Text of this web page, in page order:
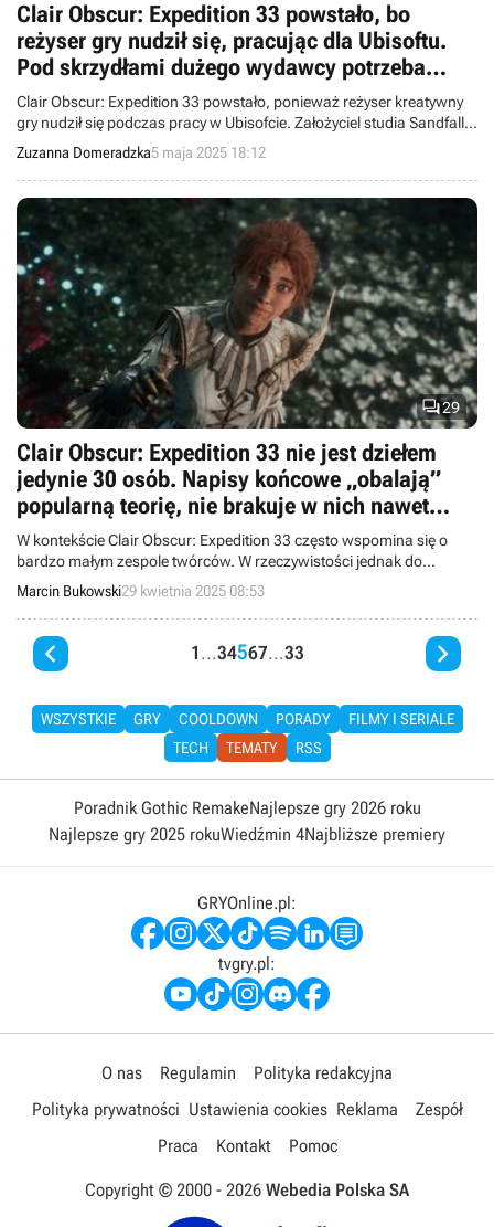
Clair Obscur: Expedition 33 powstało, bo
reżyser gry nudził się, pracując dla Ubisoftu.
Pod skrzydłami dużego wydawcy potrzeba
byłoby 25 lat, by ją stworzyć
Clair Obscur: Expedition 33 powstało, ponieważ reżyser kreatywny
gry nudził się podczas pracy w Ubisofcie. Założyciel studia Sandfall
Interactive sam wybrał większość członków niewielkiego zespołu do
pomocy przy produkcji.
Zuzanna Domeradzka5 maja 2025 18:12
29
Clair Obscur: Expedition 33 nie jest dziełem
jedynie 30 osób. Napisy końcowe „obalają”
popularną teorię, nie brakuje w nich nawet
Polaków
W kontekście Clair Obscur: Expedition 33 często wspomina się o
bardzo małym zespole twórców. W rzeczywistości jednak do
sukcesu gry przyczyniło się więcej, niż tylko 30 osób.
Marcin Bukowski29 kwietnia 2025 08:53
 1 ...34567...33 
WSZYSTKIE GRY COOLDOWN PORADY
FILMY I SERIALE
TECH
TEMATY RSS
Poradnik Gothic RemakeNajlepsze gry 2026 roku
Najlepsze gry 2025 rokuWiedźmin 4Najbliższe premiery
GRYOnline.pl:
tvgry.pl:
O nas Regulamin
Polityka redakcyjna
Polityka prywatności Ustawienia cookies Reklama
Zespół
Praca
Kontakt Pomoc
Copyright © 2000 - 2026 Webedia Polska SA